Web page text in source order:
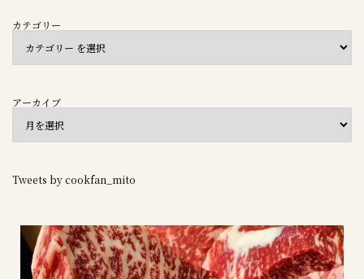
カテゴリー
アーカイブ
Tweets by cookfan_mito